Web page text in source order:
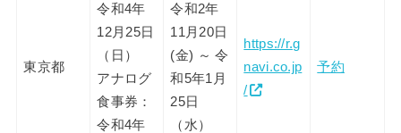
東京都
令和4年
12月25日
（日）
アナログ
食事券：
令和4年
令和2年
11月20日
(金) ～ 令
和5年1月
25日
（水）
https://r.g
navi.co.jp
/
予約